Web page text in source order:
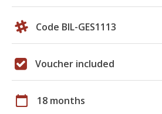
Code BIL-GES1113
Voucher included
calendar_today 18 months